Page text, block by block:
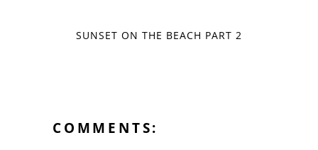
SUNSET ON THE BEACH PART 2
COMMENTS: